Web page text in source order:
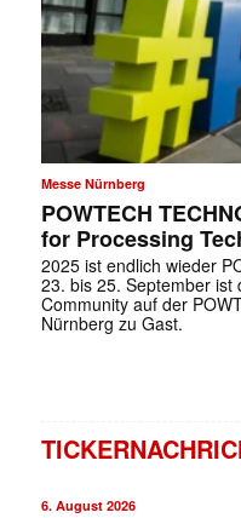
Messe Nürnberg
POWTECH
for Processing
2025 ist endlich wieder
23. bis 25. September ist
Community auf der
Nürnberg zu Gast.
6. August 2026